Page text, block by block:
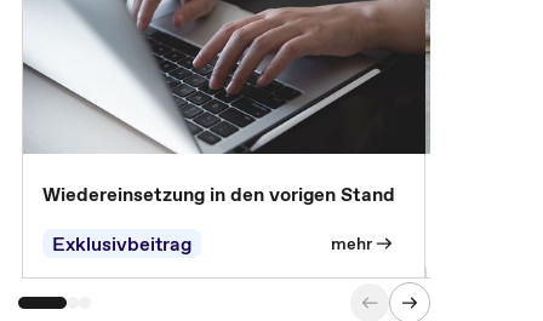
Wiedereinsetzung in den vorigen Stand
Exklusivbeitrag
mehr